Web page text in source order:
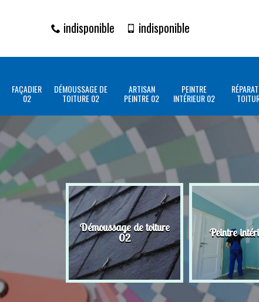
indisponible indisponible
FAÇADIER
02
DÉMOUSSAGE DE
TOITURE 02
ARTISAN
PEINTRE 02
PEINTRE
INTÉRIEUR 02
Démoussage de toiture
02 Peintre